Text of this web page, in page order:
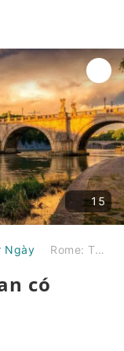
15
Ngày Rome: Tour tham quan có hướng dẫn Lâu đài Sant'Angelo | Ý
có